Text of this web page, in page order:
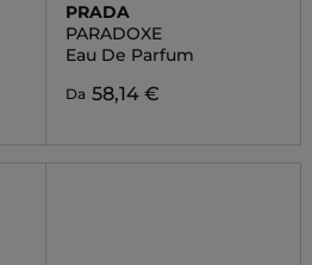
PRADA
PARADOXE
Eau De Parfum
Da 58,14 €